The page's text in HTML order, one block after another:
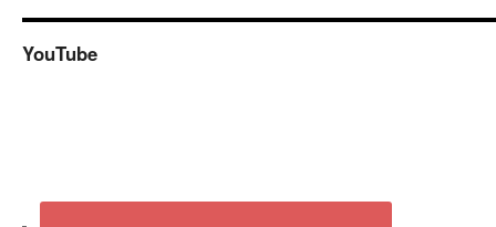
YouTube